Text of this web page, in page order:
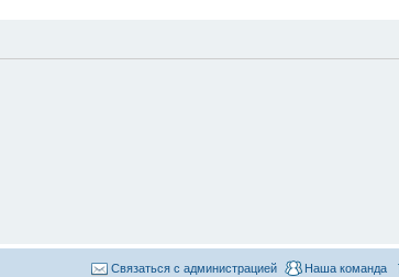
Наша команда
Связаться с администрацией